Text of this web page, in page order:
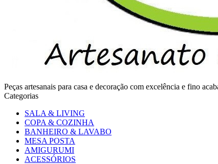
Peças artesanais para casa e decoração com excelência e fino
Categorias
SALA & LIVING
COPA & COZINHA
BANHEIRO & LAVABO
MESA POSTA
AMIGURUMI
ACESSÓRIOS